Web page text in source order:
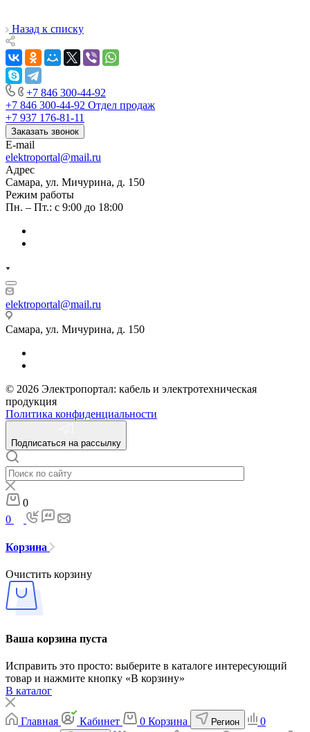
Назад к списку
+7 846 300-44-92
+7 846 300-44-92 Отдел продаж
+7 937 176-81-11
Заказать звонок
E-mail
elektroportal@mail.ru
Адрес
Самара, ул. Мичурина, д. 150
Режим работы
Пн. – Пт.: с 9:00 до 18:00
elektroportal@mail.ru
Самара, ул. Мичурина, д. 150
© 2026 Электропортал: кабель и электротехническая
продукция
Политика конфиденциальности
Подписаться на рассылку
0
0
Корзина
Очистить корзину
Ваша корзина пуста
Исправить это просто: выберите в каталоге интересующий
товар и нажмите кнопку «В корзину»
В каталог
Главная Кабинет 0 Корзина Регион 0